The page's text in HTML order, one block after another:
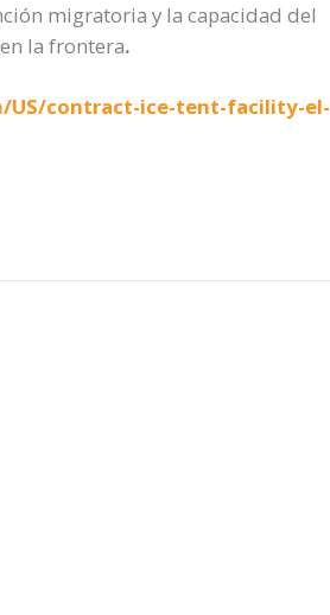
migratoria y la capacidad del
la frontera.
US/contract-ice-tent-facility-el-